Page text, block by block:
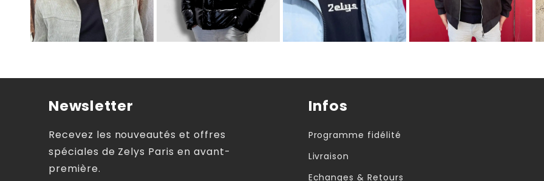
Newsletter
Recevez les nouveautés et offres
spéciales de Zelys Paris en avant-
première.
Infos
Programme fidélité
Livraison
Echanges & Retours